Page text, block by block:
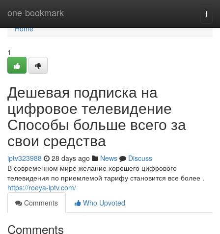
one-bookmark
Home
Home
1
Дешевая подписка на
цифровое телевидение
Способы больше всего за
свои средства
iptv323988 28 days ago News
Discuss
В современном мире желание хорошего цифрового
телевидения по приемлемой тарифу становится все более .
https://roeya-iptv.com/
Comments
Who Upvoted
Comments